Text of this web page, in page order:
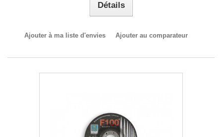
Détails
Ajouter à ma liste d'envies Ajouter au comparateur